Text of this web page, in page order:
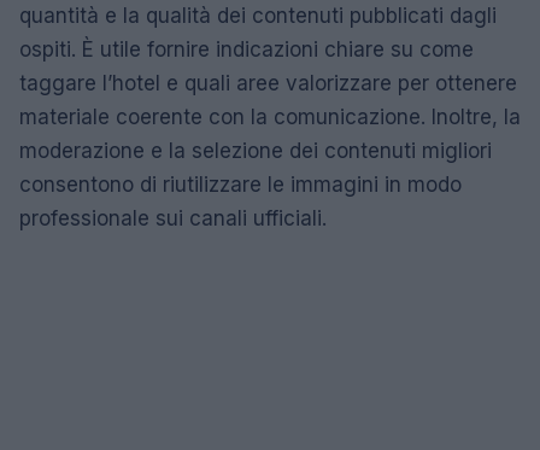
quantità e la qualità dei contenuti pubblicati dagli
ospiti. È utile fornire indicazioni chiare su come
taggare l’hotel e quali aree valorizzare per ottenere
materiale coerente con la comunicazione. Inoltre, la
moderazione e la selezione dei contenuti migliori
consentono di riutilizzare le immagini in modo
professionale sui canali ufficiali.